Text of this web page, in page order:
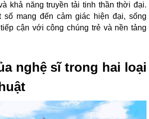
khả năng truyền tải tinh thần thời đại.
số mang đến cảm giác hiện đại, sống
cận với công chúng trẻ và nền tảng
nghệ sĩ trong hai loại